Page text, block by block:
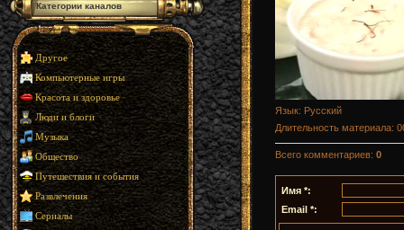
Категории каналов
Другое
Компьютерные игры
Красота и здоровье
Люди и блоги
Музыка
Общество
Путешествия и события
Развлечения
Сериалы
Язык: Русский
Длительность материала:
Всего комментариев: 0
Имя *:
Email *: